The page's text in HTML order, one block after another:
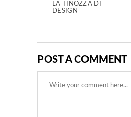
LA TINOZZA DI
DESIGN
POST A COMMENT